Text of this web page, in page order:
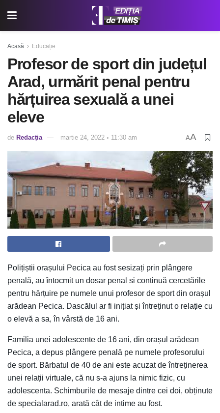
Acasă Educație
Profesor de sport din județul
Arad, urmărit penal pentru
hărțuirea sexuală a unei
eleve
de Redacția martie 24, 2022 ◦ 11:30 am AA
Polițiștii orașului Pecica au fost sesizați prin plângere
penală, au întocmit un dosar penal si continuă cercetările
pentru hărțuire pe numele unui profesor de sport din orașul
arădean Pecica. Dascălul ar fi inițiat și întreținut o relație cu
o elevă a sa, în vârstă de 16 ani.
Familia unei adolescente de 16 ani, din orașul arădean
Pecica, a depus plângere penală pe numele profesorului
de sport. Bărbatul de 40 de ani este acuzat de întreținerea
unei relații virtuale, că nu s-a ajuns la nimic fizic, cu
adolescenta. Schimburile de mesaje dintre cei doi, obținute
de specialarad.ro, arată cât de intime au fost.